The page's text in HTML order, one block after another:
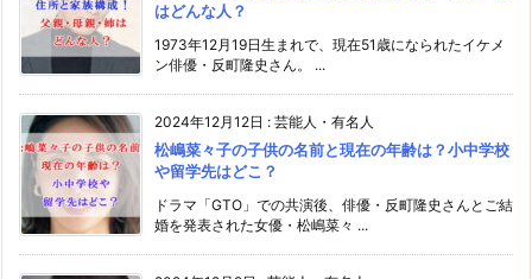
はどんな人？
1973年12月19日生まれで、現在51歳になられたイケメ
ン俳優・反町隆史さん。 ...
2024年12月12日 : 芸能人・有名人
松嶋菜々子の子供の名前と現在の年齢は？小中学校
や留学先はどこ？
ドラマ「GTO」での共演後、俳優・反町隆史さんとご結
婚を発表された女優・松嶋菜々 ...